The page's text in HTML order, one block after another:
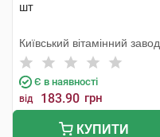
шт
Київський вітамінний завод
Є в наявності
від 183.90 грн
КУПИТИ